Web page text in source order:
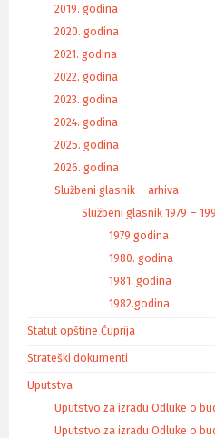
2019. godina
2020. godina
2021. godina
2022. godina
2023. godina
2024. godina
2025. godina
2026. godina
Službeni glasnik – arhiva
Službeni glasnik 1979 –
1979.godina
1980. godina
1981. godina
1982.godina
Statut opštine Ćuprija
Strateški dokumenti
Uputstva
Uputstvo za izradu Odluke o
Uputstvo za izradu Odluke o